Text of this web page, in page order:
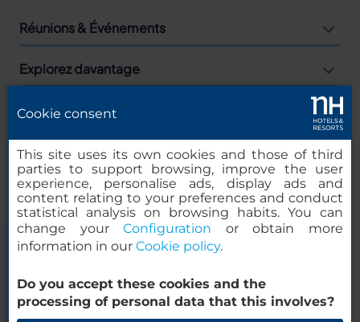
Réunions & Événements
Explorez davantage
Agences
Entreprises
Politique de confidentialité
Enterprise de NH Hotels
Réseaux sociaux
© 2000-2026 MINOR HOTELS EUROPE & AMERICAS | Santa
Cookie consent
This site uses its own cookies and those of third
parties to support browsing, improve the user
experience, personalise ads, display ads and
content relating to your preferences and conduct
statistical analysis on browsing habits. You can
change yourConfiguration or obtain more
information in our Cookie policy.
Do you accept these cookies and the
processing of personal data that this involves?